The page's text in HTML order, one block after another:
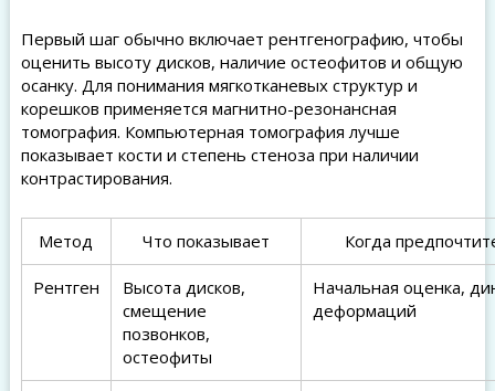
Первый шаг обычно включает рентгенографию, чтобы
оценить высоту дисков, наличие остеофитов и общую
осанку. Для понимания мягкотканевых структур и
корешков применяется магнитно-резонансная
томография. Компьютерная томография лучше
показывает кости и степень стеноза при наличии
контрастирования.
Метод Что показывает Когда
Рентген
Высота дисков,
смещение
позвонков,
остеофиты
Начальная оценка,
деформаций